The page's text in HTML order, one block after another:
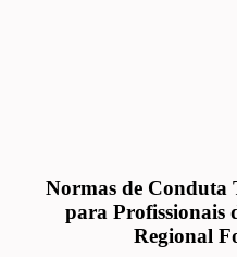
Normas de Conduta
para Profissionais
Regional